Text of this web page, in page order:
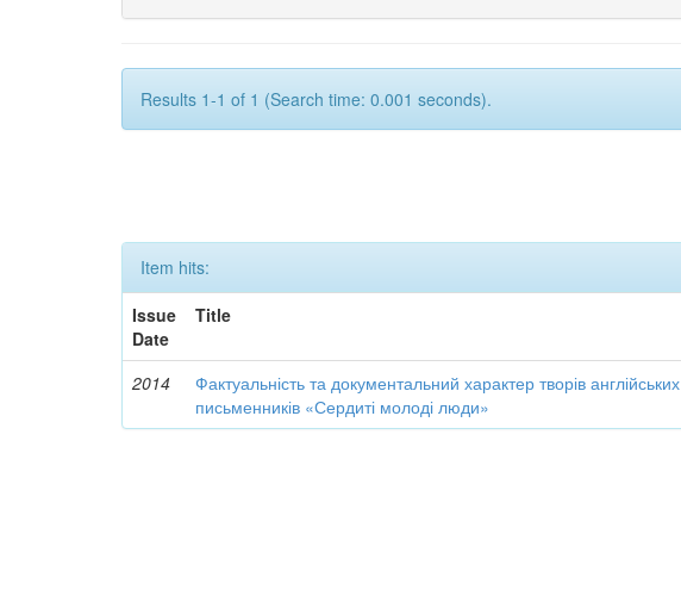
Results 1-1 of 1 (Search time: 0.001 seconds).
Item hits:
Issue
Date
Title
2014
Фактуальність та документальний характер творів англійських
письменників «Сердиті молоді люди»